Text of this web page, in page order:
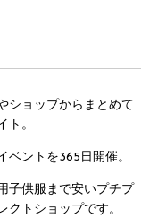
ショップからまとめて
ト。
ベントを365日開催。
子供服まで安いプチプ
クトショップです。